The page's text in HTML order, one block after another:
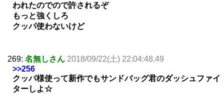
われたのでので許されるぞ
もっと強くしろ
クッパ使わないけど
269: 名無しさん 2018/09/22(土) 22:04:48.49
>>256
クッパ様使って新作でもサンドバッグ君のダッシュファイ
ターしよ☆